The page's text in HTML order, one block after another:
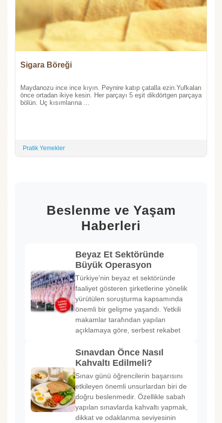
Sigara Böreği
Maydanozu ince ince kıyın. Peynire katıp çatalla ezin.Yufkaları
önce ortadan ikiye kesin. Her parçayı 5 eşit dikdörtgen parçaya
bölün. Uç kısımlarına ...
Pratik Yemekler
Beslenme ve Yaşam
Haberleri
Beyaz Et Sektöründe
Büyük Operasyon
Türkiye'nin beyaz et sektöründe
faaliyet gösteren şirketlerine yönelik
yürütülen soruşturma kapsamında
önemli bir gelişme yaşandı. Yetkili
makamlar tarafından yapılan
açıklamaya göre, serbest rekabet
Sınavdan Önce Nasıl
Kahvaltı Edilmeli?
Sınav günü öğrencilerin başarısını
etkileyen önemli unsurlardan biri de
doğru beslenmedir. Özellikle sabah
yapılan sınavlarda kahvaltı yapmak,
dikkat ve odaklanma seviyesinin